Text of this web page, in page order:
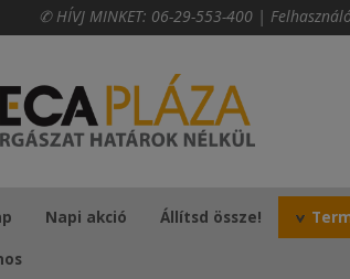
✆ HÍVJ MINKET: 06-29-553-400 |
Napi akció Állítsd össze!